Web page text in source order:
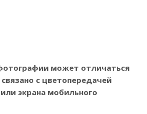
может отличаться
с цветопередачей
экрана мобильного